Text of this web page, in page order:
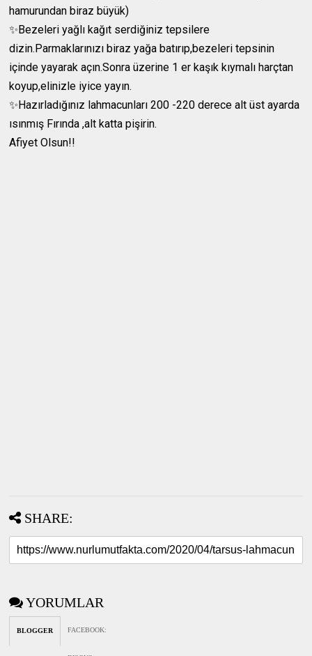
hamurundan biraz büyük)
✨Bezeleri yağlı kağıt serdiğiniz tepsilere
dizin.Parmaklarınızı biraz yağa batırıp,bezeleri tepsinin
içinde yayarak açın.Sonra üzerine 1 er kaşık kıymalı harçtan
koyup,elinizle iyice yayın.
✨Hazırladığınız lahmacunları 200 -220 derece alt üst ayarda
ısınmış Fırında ,alt katta pişirin.
Afiyet Olsun!!
SHARE:
YORUMLAR
BLOGGER FACEBOOK: